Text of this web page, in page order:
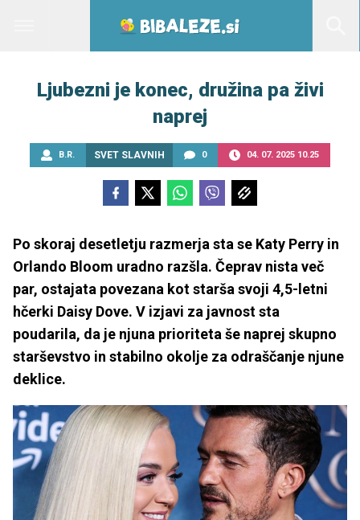
Ljubezni je konec, družina pa živi
naprej
B.R. SVET SLAVNIH 0 04. 07. 2025 10.25
Po skoraj desetletju razmerja sta se Katy Perry in
Orlando Bloom uradno razšla. Čeprav nista več
par, ostajata povezana kot starša svoji 4,5-letni
hčerki Daisy Dove. V izjavi za javnost sta
poudarila, da je njuna prioriteta še naprej skupno
starševstvo in stabilno okolje za odraščanje njune
deklice.